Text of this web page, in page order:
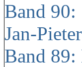
Band 90:
Jan-
Band